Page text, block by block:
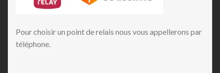
Pour choisir un point de relais nous vous appellerons par
téléphone.